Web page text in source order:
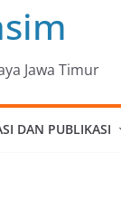
Jawa Timur
DAN PUBLIKASI